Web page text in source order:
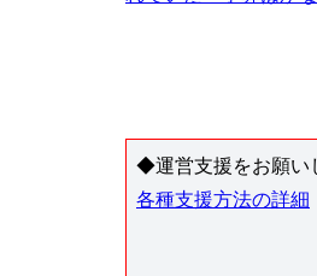
◆運営支援をお願い
各種支援方法の詳細